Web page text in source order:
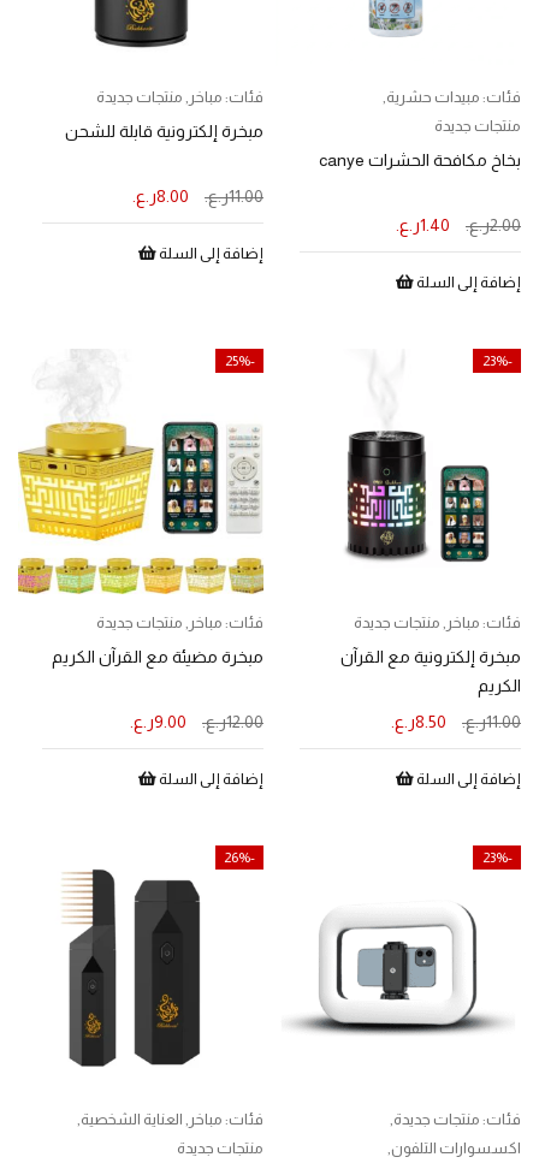
فئات: مبيدات حشرية,
منتجات جديدة
بخاخ مكافحة الحشرات canye
2.00ر.ع. 1.40ر.ع.
إضافة إلى السلة
فئات: مباخر , منتجات جديدة
مبخرة إلكترونية قابلة للشحن
11.00ر.ع. 8.00ر.ع.
إضافة إلى السلة
-23%
فئات: مباخر , منتجات جديدة
مبخرة إلكترونية مع القرآن
الكريم
11.00ر.ع. 8.50ر.ع.
إضافة إلى السلة
-25%
فئات: مباخر , منتجات جديدة
مبخرة مضيئة مع القرآن الكريم
12.00ر.ع. 9.00ر.ع.
إضافة إلى السلة
-23%
فئات: منتجات جديدة,
اكسسوارات التلفون,
-26%
فئات: مباخر , العناية الشخصية,
منتجات جديدة